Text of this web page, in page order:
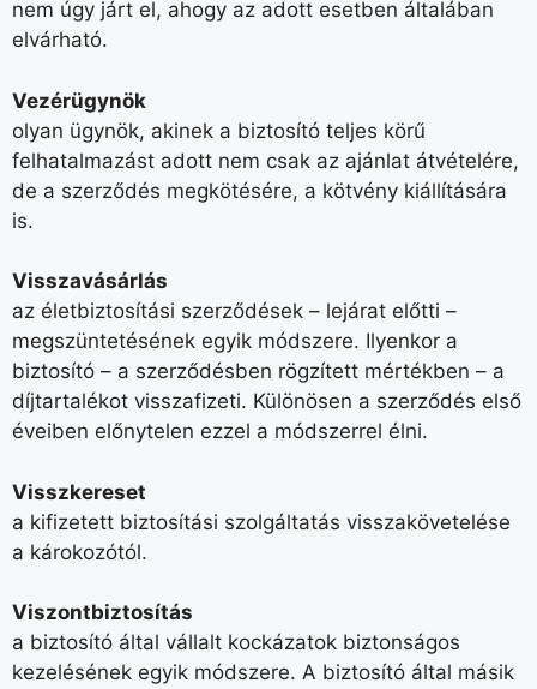
nem úgy járt el, ahogy az adott esetben általában
elvárható.
Vezérügynök
olyan ügynök, akinek a biztosító teljes körű
felhatalmazást adott nem csak az ajánlat átvételére,
de a szerződés megkötésére, a kötvény kiállítására
is.
Visszavásárlás
az életbiztosítási szerződések – lejárat előtti –
megszüntetésének egyik módszere. Ilyenkor a
biztosító – a szerződésben rögzített mértékben – a
díjtartalékot visszafizeti. Különösen a szerződés első
éveiben előnytelen ezzel a módszerrel élni.
Visszkereset
a kifizetett biztosítási szolgáltatás visszakövetelése
a károkozótól.
Viszontbiztosítás
a biztosító által vállalt kockázatok biztonságos
kezelésének egyik módszere. A biztosító által másik